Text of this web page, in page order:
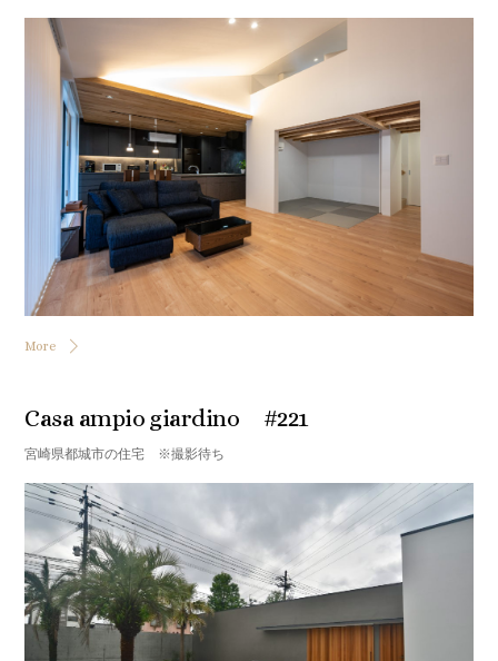
More
Casa ampio giardino #221
宮崎県都城市の住宅 ※撮影待ち